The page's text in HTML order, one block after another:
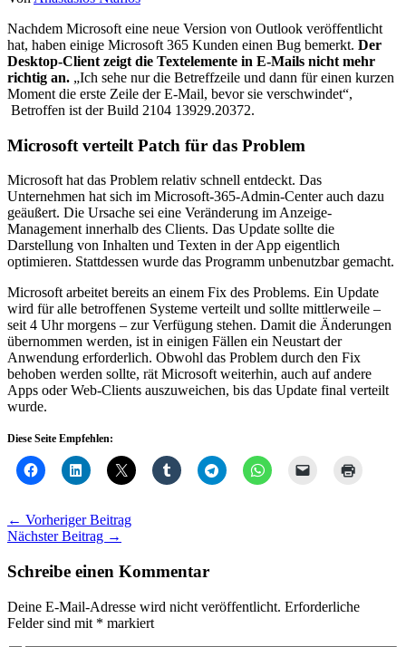
Nachdem Microsoft eine neue Version von Outlook veröffentlicht
hat, haben einige Microsoft 365 Kunden einen Bug bemerkt. Der
Desktop-Client zeigt die Textelemente in E-Mails nicht mehr
richtig an. „Ich sehe nur die Betreffzeile und dann für einen kurzen
Moment die erste Zeile der E-Mail, bevor sie verschwindet“,
Betroffen ist der Build 2104 13929.20372.
Microsoft verteilt Patch für das Problem
Microsoft hat das Problem relativ schnell entdeckt. Das
Unternehmen hat sich im Microsoft-365-Admin-Center auch dazu
geäußert. Die Ursache sei eine Veränderung im Anzeige-
Management innerhalb des Clients. Das Update sollte die
Darstellung von Inhalten und Texten in der App eigentlich
optimieren. Stattdessen wurde das Programm unbenutzbar gemacht.
Microsoft arbeitet bereits an einem Fix des Problems. Ein Update
wird für alle betroffenen Systeme verteilt und sollte mittlerweile –
seit 4 Uhr morgens – zur Verfügung stehen. Damit die Änderungen
übernommen werden, ist in einigen Fällen ein Neustart der
Anwendung erforderlich. Obwohl das Problem durch den Fix
behoben werden sollte, rät Microsoft weiterhin, auch auf andere
Apps oder Web-Clients auszuweichen, bis das Update final verteilt
wurde.
Diese Seite Empfehlen:
← Vorheriger Beitrag
Nächster Beitrag →
Schreibe einen Kommentar
Deine E-Mail-Adresse wird nicht veröffentlicht. Erforderliche
Felder sind mit * markiert